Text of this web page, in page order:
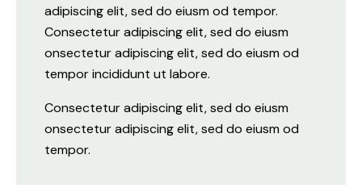
adipiscing elit, sed do eiusm od tempor.
Consectetur adipiscing elit, sed do eiusm
onsectetur adipiscing elit, sed do eiusm od
tempor incididunt ut labore.
Consectetur adipiscing elit, sed do eiusm
onsectetur adipiscing elit, sed do eiusm od
tempor.